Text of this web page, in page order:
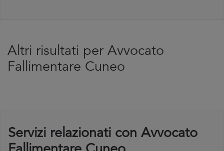
Altri risultati per Avvocato
Fallimentare Cuneo
Servizi relazionati con Avvocato